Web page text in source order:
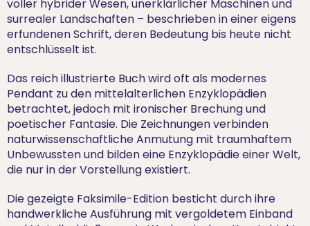
voller hybrider Wesen, unerklärlicher Maschinen und
surrealer Landschaften – beschrieben in einer eigens
erfundenen Schrift, deren Bedeutung bis heute nicht
entschlüsselt ist.
Das reich illustrierte Buch wird oft als modernes
Pendant zu den mittelalterlichen Enzyklopädien
betrachtet, jedoch mit ironischer Brechung und
poetischer Fantasie. Die Zeichnungen verbinden
naturwissenschaftliche Anmutung mit traumhaftem
Unbewussten und bilden eine Enzyklopädie einer Welt,
die nur in der Vorstellung existiert.
Die gezeigte Faksimile-Edition besticht durch ihre
handwerkliche Ausführung mit vergoldetem Einband